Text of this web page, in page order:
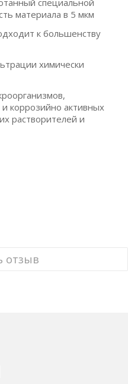
специальной
материала в 5 мкм
к большенству
химически
коррозийно активных
растворителей и
отзывВы можете стать